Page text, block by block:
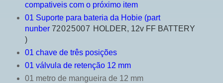
compativeis com o próximo item
01 Suporte para bateria da Hobie (part
nunber 72025007 HOLDER, 12v FF BATTERY
)
01 chave de três posições
01 válvula de retenção 12 mm
01 metro de mangueira de 12 mm